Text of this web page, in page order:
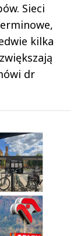
Sieci
kilka
dr